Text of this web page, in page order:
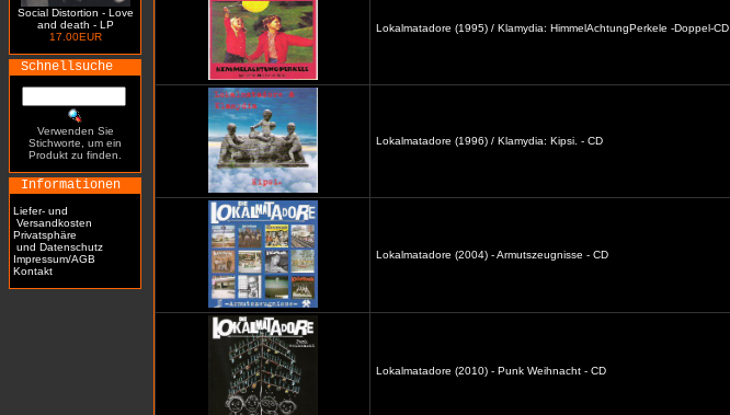
Social Distortion - Love
and death - LP
17.00EUR
Schnellsuche
Verwenden Sie
Stichworte, um ein
Produkt zu finden.
Informationen
Liefer- und
Versandkosten
Privatsphäre
und Datenschutz
Impressum/AGB
Kontakt
Lokalmatadore (1995) / Klamydia: HimmelAchtungPerkele -Doppel-CD
Lokalmatadore (1996) / Klamydia: Kipsi. - CD
Lokalmatadore (2004) - Armutszeugnisse - CD
Lokalmatadore (2010) - Punk Weihnacht - CD